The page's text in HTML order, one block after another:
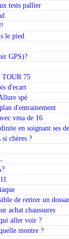
tests pallier
le pied
GPS)?
75
d'ecart
spé
d'entrainement
vma de 16
en soignant ses
chères ?
de retirer un
achat chaussures
aller voir ?
montre ?